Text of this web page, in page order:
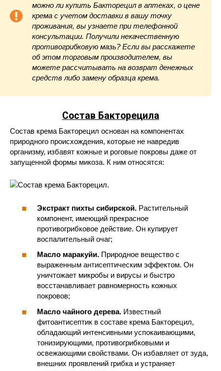
можно ли купить Бакторецил в аптеках, о цене
крема с учетом доставки в вашу точку
проживания, вы узнаете при телефонной
консультации. Получили некачественную
противогрибковую мазь? Если вы расскажете
об этом торговым производителем, вы
можете рассчитывать на возврат денежных
средств либо замену образца крема.
Состав Бакторецила
Состав крема Бакторецил основан на компонентах
природного происхождения, которые не навредив
организму, избавят кожные и роговые покровы даже от
запущенной формы микоза. К ним относятся:
Экстракт пихты сибирской. Растительный
компонент, имеющий прекрасное
противогрибковое действие. Он купирует
воспалительный очаг;
Масло маракуйи. Природное вещество с
выраженным антисептическим эффектом. Он
уничтожает микробы и вирусы и быстро
восстанавливает равномерность кожных
покровов;
Масло чайного дерева. Известный
фитоантисептик в составе крема Бакторецил,
обладающий интенсивными успокаивающими,
тонизирующими, противогрибковыми и
освежающими свойствами. Он избавляет от зуда,
внешних проявлений грибка и устраняет